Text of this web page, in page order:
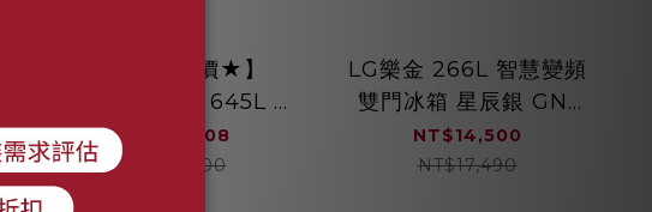
【私訊甜甜價★】
HITACHI 日立 645L 變
頻 四門十字對開冰箱
HR4N9713DFSVA 琉
NT$59,708
NT$64,900
LG樂金 266L 智慧變頻
雙門冰箱 星辰銀 GN-
L266SVN
NT$14,500
NT$17,490